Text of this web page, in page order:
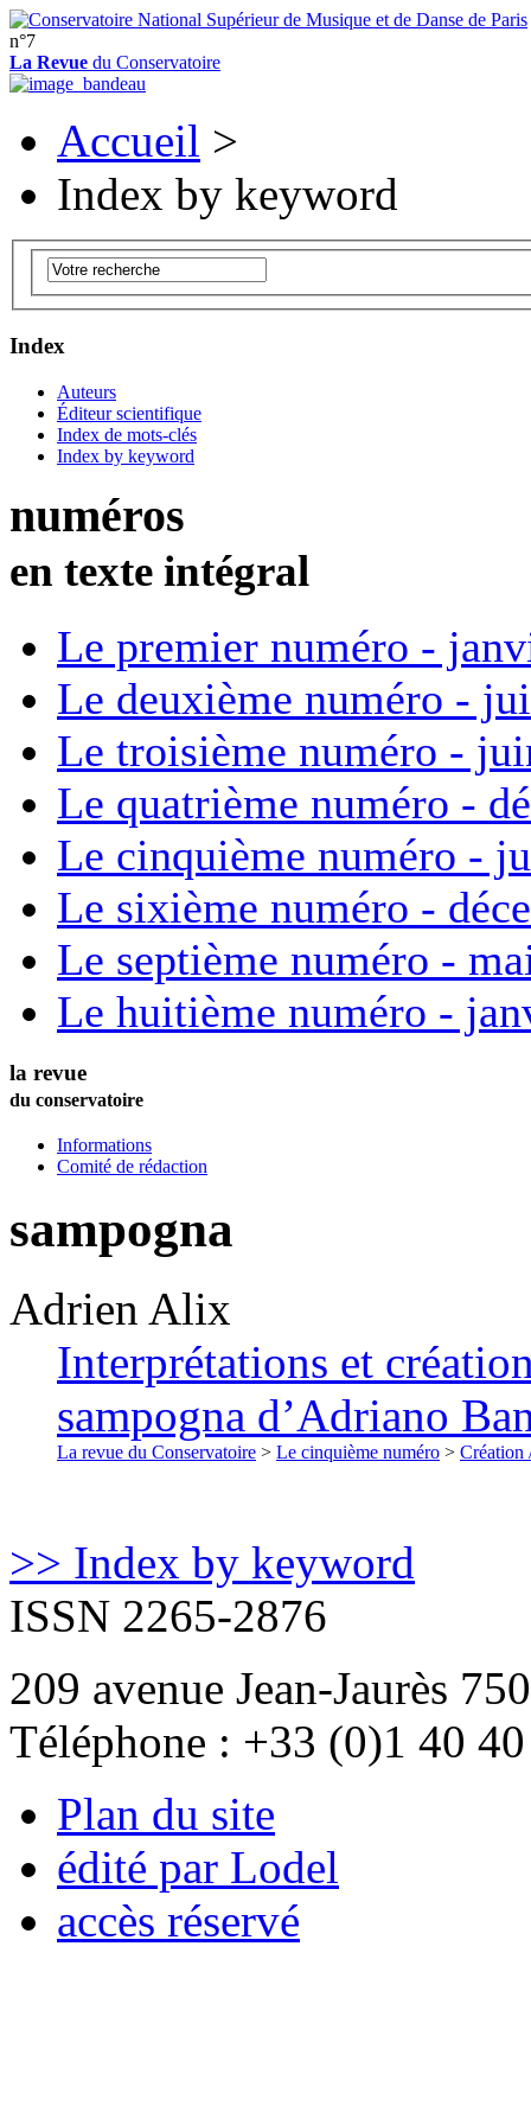
n°7
La Revue du Conservatoire
Accueil >
Index by keyword
Index
Auteurs
Éditeur scientifique
Index de mots-clés
Index by keyword
numéros
en texte intégral
Le premier numéro -
Le deuxième numéro -
Le troisième numéro -
Le quatrième numéro -
Le cinquième numéro -
Le sixième numéro -
Le septième numéro -
Le huitième numéro -
la revue
du conservatoire
Informations
Comité de rédaction
sampogna
Adrien Alix
Interprétations et
sampogna d’Adriano
La revue du Conservatoire > Le cinquième numéro > Création
>> Index by keyword
ISSN 2265-2876
209 avenue Jean-Jaurès
Téléphone : +33 (0)1 40
Plan du site
édité par Lodel
accès réservé